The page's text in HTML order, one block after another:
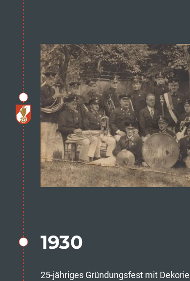
1930
25-jähriges Gründungsfest mit